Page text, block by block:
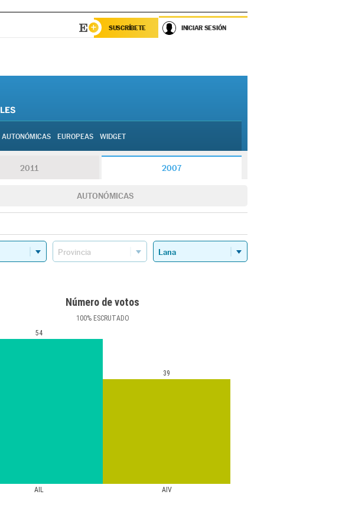
SUSCRÍBETE INICIAR SESIÓN
AUTONÓMICAS EUROPEAS WIDGET
2011 2007
AUTONÓMICAS
Número de votos
100%ESCRUTADO
AIL AIV
54
39